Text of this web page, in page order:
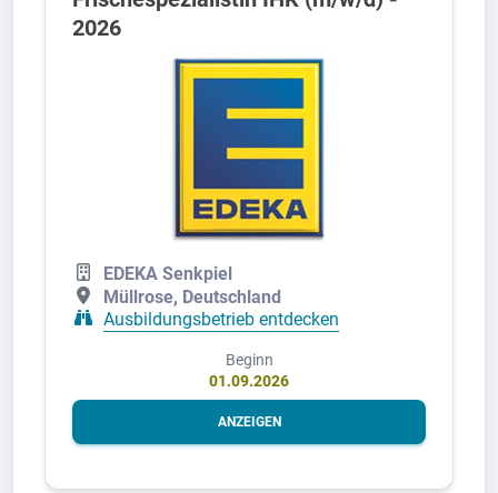
2026
EDEKA Senkpiel
Müllrose, Deutschland
Ausbildungsbetrieb entdecken
Beginn
01.09.2026
ANZEIGEN